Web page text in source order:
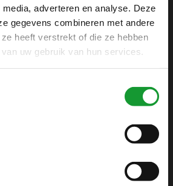
adverteren en analyse. Deze
gegevens combineren met andere
heeft verstrekt of die ze hebben
uw gebruik van hun services.
6 42 52 32 80
+31 6 42 52 32 80